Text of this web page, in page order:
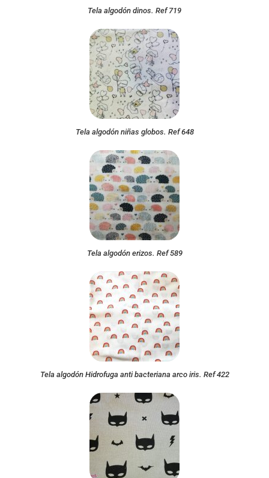
Tela algodón dinos. Ref 719
Tela algodón niñas globos. Ref 648
Tela algodón erizos. Ref 589
Tela algodón Hidrofuga anti bacteriana arco iris. Ref 422